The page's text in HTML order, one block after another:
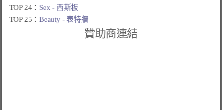
TOP 24： Sex - 西斯板
TOP 25：Beauty - 表特牆
贊助商連結